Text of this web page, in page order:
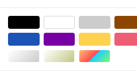
シルバー/銀色系ゴールド/金色系マルチカ